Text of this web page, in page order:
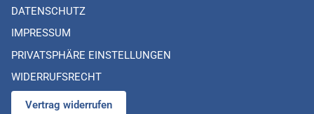
DATENSCHUTZ
IMPRESSUM
PRIVATSPHÄRE EINSTELLUNGEN
WIDERRUFSRECHT
Vertrag widerrufen